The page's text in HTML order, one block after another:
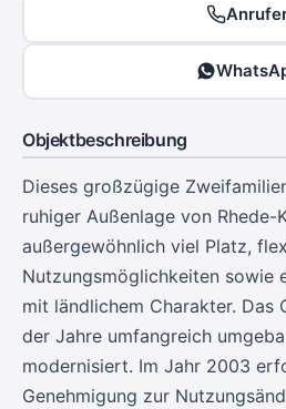
Objektbeschreibung
Dieses großzügige
ruhiger Außenlage von
außergewöhnlich viel Platz,
Nutzungsmöglichkeiten sowie
mit ländlichem Charakter. Das
der Jahre umfangreich
modernisiert. Im Jahr 2003
Genehmigung zur